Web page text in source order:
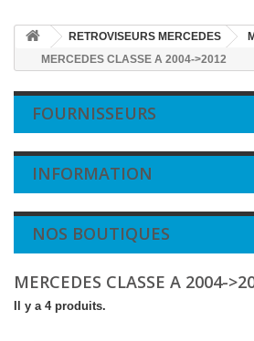
RETROVISEURS MERCEDES
MERCEDES CLASSE A 2004->2012
FOURNISSEURS
INFORMATION
NOS BOUTIQUES
MERCEDES CLASSE A 2004-
Il y a 4 produits.